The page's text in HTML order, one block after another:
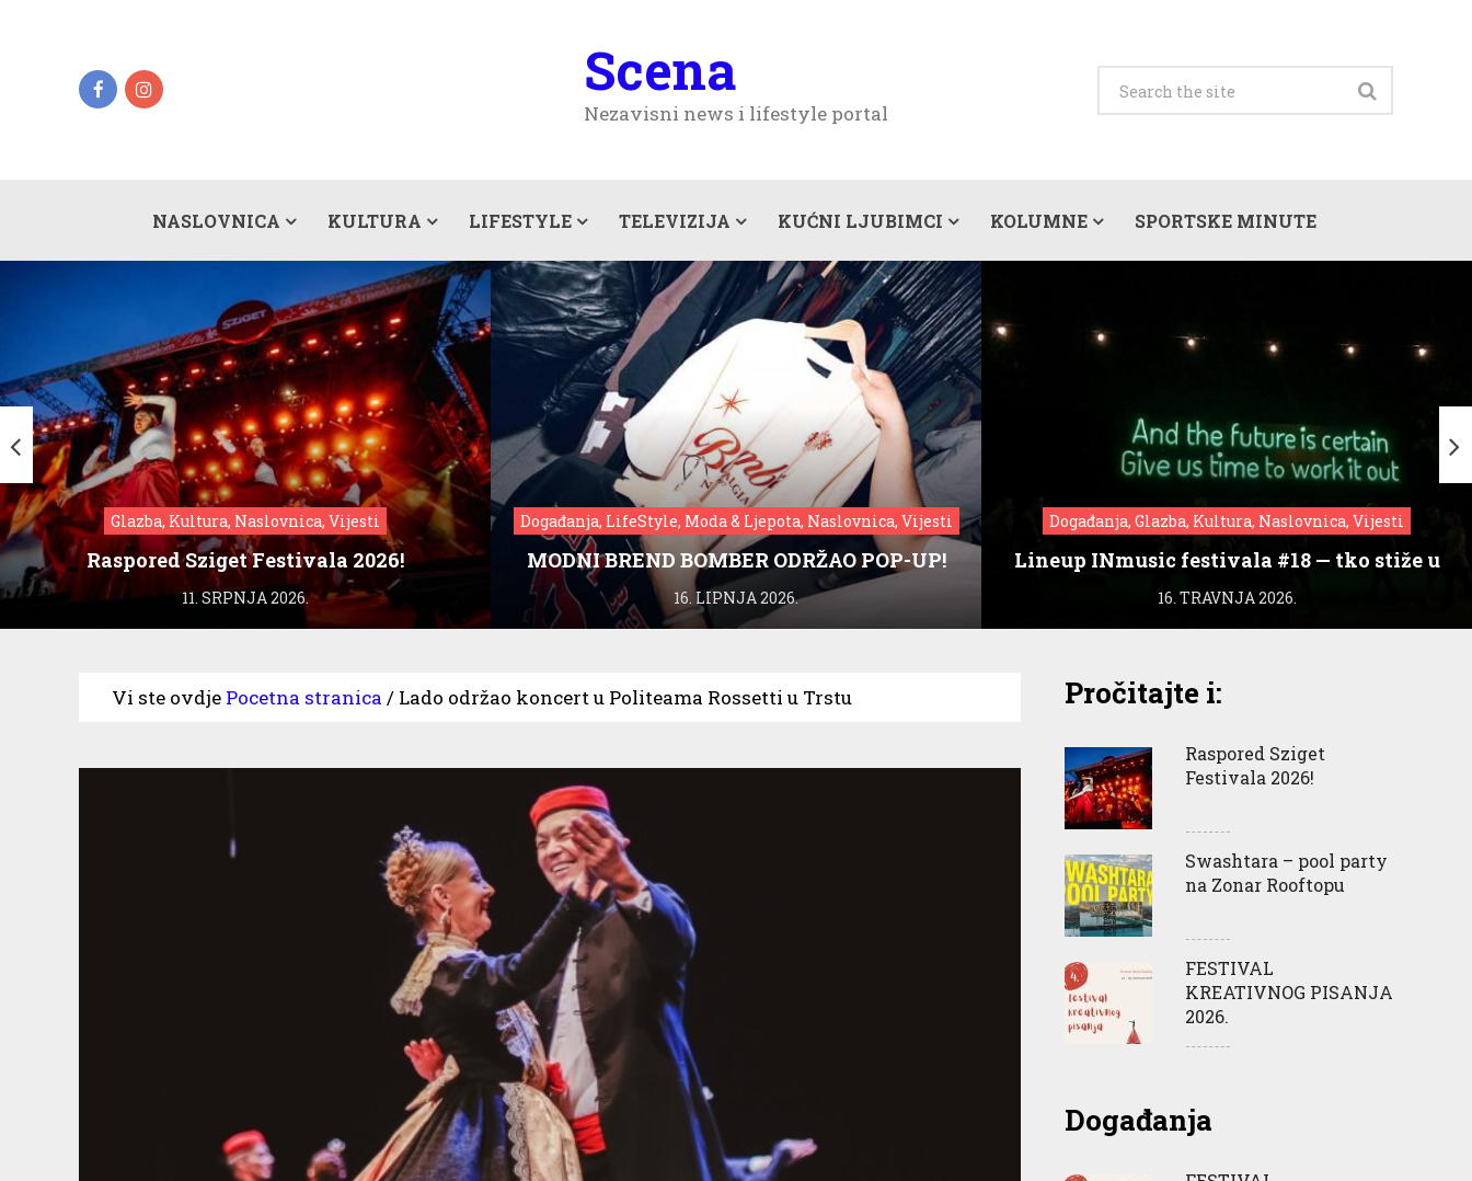
Scena
Nezavisni news i lifestyle portal
NASLOVNICA KULTURA LIFESTYLE TELEVIZIJA KUĆNI LJUBIMCI KOLUMNE SPORTSKE MINUTE
Glazba, Kultura, Naslovnica, Vijesti
Raspored Sziget Festivala 2026!
11. SRPNJA 2026.
Događanja, LifeStyle, Moda & Ljepota, Naslovnica, Vijesti
MODNI BREND BOMBER ODRŽAO POP-UP!
16. LIPNJA 2026.
Događanja, Glazba, Kultura, Naslovnica, Vijesti
Lineup INmusic festivala #18 — tko stiže u
Zagreb?
16. TRAVNJA 2026.
Vi ste ovdje Pocetna stranica / Lado održao koncert u Politeama Rossetti u Trstu Pročitajte i:
Raspored Sziget
Festivala 2026!
Swashtara – pool party
na Zonar Rooftopu
FESTIVAL
KREATIVNOG PISANJA
2026.
Događanja